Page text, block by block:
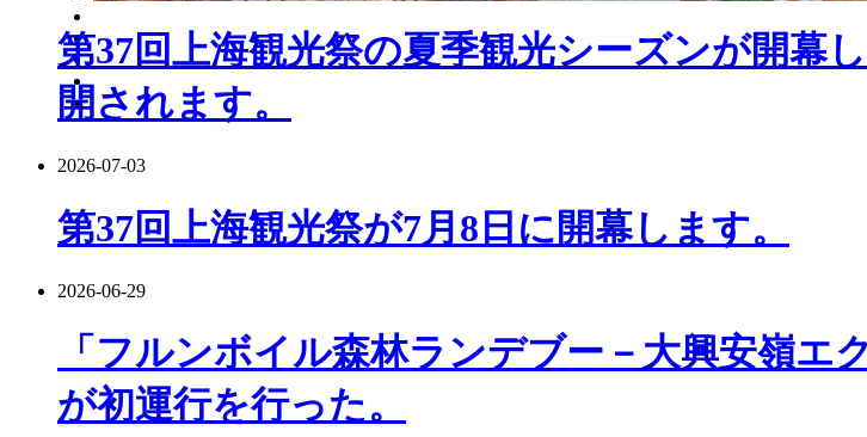
第37回上海観光祭の夏季観光シーズンが開幕
開されます。
2026-07-03
第37回上海観光祭が7月8日に開幕します。
2026-06-29
「フルンボイル森林ランデブー－大興安嶺
が初運行を行った。